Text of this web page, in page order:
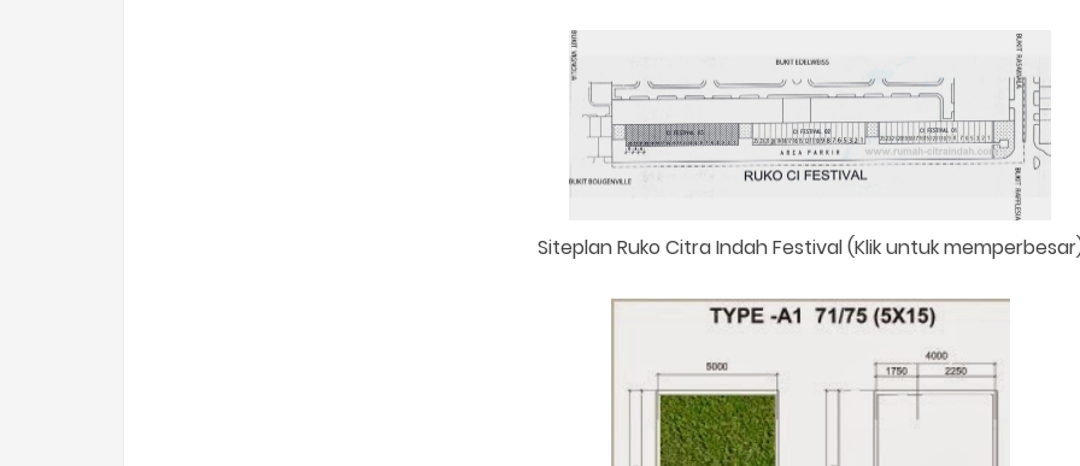
Siteplan Ruko Citra Indah Festival (Klik untuk